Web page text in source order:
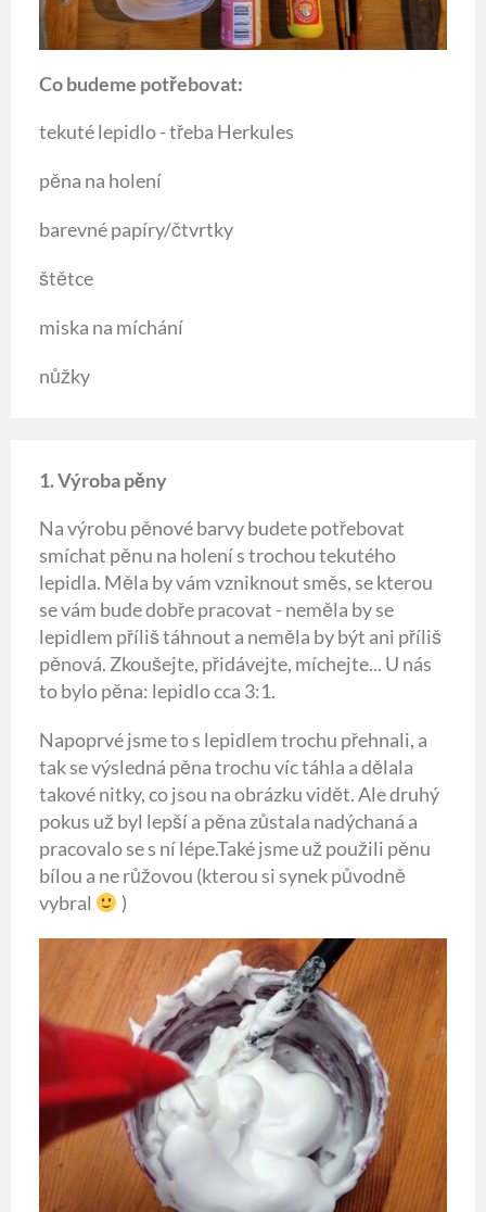
Co budeme potřebovat:
tekuté lepidlo - třeba Herkules
pěna na holení
barevné papíry/čtvrtky
štětce
miska na míchání
nůžky
1. Výroba pěny
Na výrobu pěnové barvy budete potřebovat
smíchat pěnu na holení s trochou tekutého
lepidla. Měla by vám vzniknout směs, se kterou
se vám bude dobře pracovat - neměla by se
lepidlem příliš táhnout a neměla by být ani příliš
pěnová. Zkoušejte, přidávejte, míchejte... U nás
to bylo pěna: lepidlo cca 3:1.
Napoprvé jsme to s lepidlem trochu přehnali, a
tak se výsledná pěna trochu víc táhla a dělala
takové nitky, co jsou na obrázku vidět. Ale druhý
pokus už byl lepší a pěna zůstala nadýchaná a
pracovalo se s ní lépe.Také jsme už použili pěnu
bílou a ne růžovou (kterou si synek původně
vybral
)